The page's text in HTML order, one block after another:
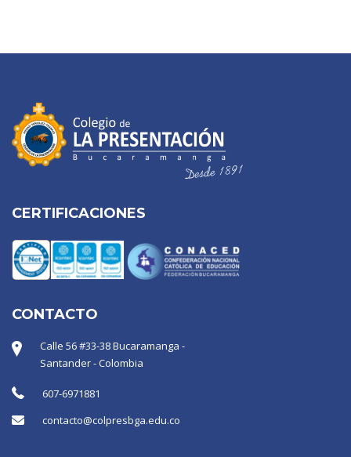
CERTIFICACIONES
CONTACTO
Calle 56 #33-38 Bucaramanga -
Santander - Colombia
607-6971881
contacto@colpresbga.edu.co